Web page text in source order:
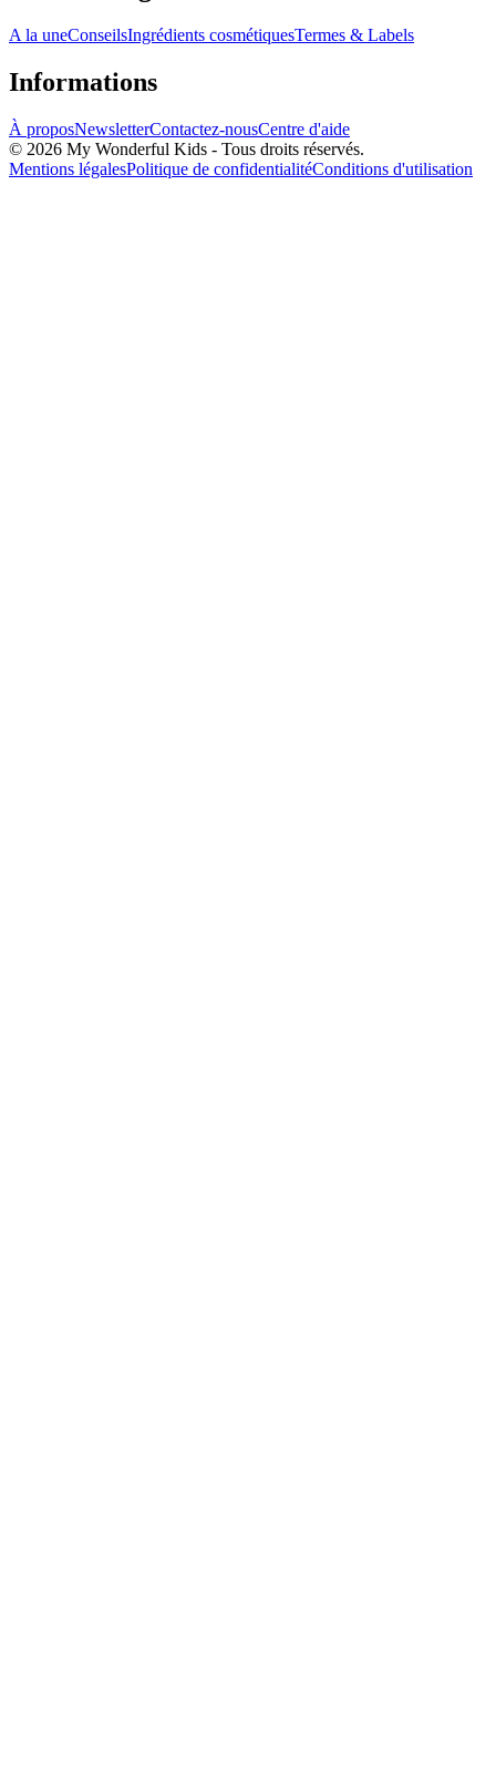
A la uneConseilsIngrédients cosmétiquesTermes & Labels
Informations
À proposNewsletterContactez-nousCentre d'aide
© 2026 My Wonderful Kids - Tous droits réservés.
Mentions légalesPolitique de confidentialitéConditions d'utilisation